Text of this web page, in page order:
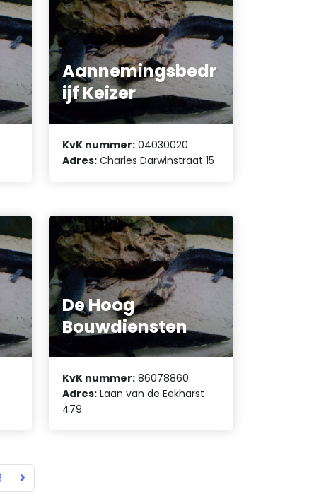
Aannemingsbedr
ijf Keizer
KvK nummer: 04030020
Adres: Charles Darwinstraat 15
De Hoog
Bouwdiensten
KvK nummer: 86078860
Adres: Laan van de Eekharst
479